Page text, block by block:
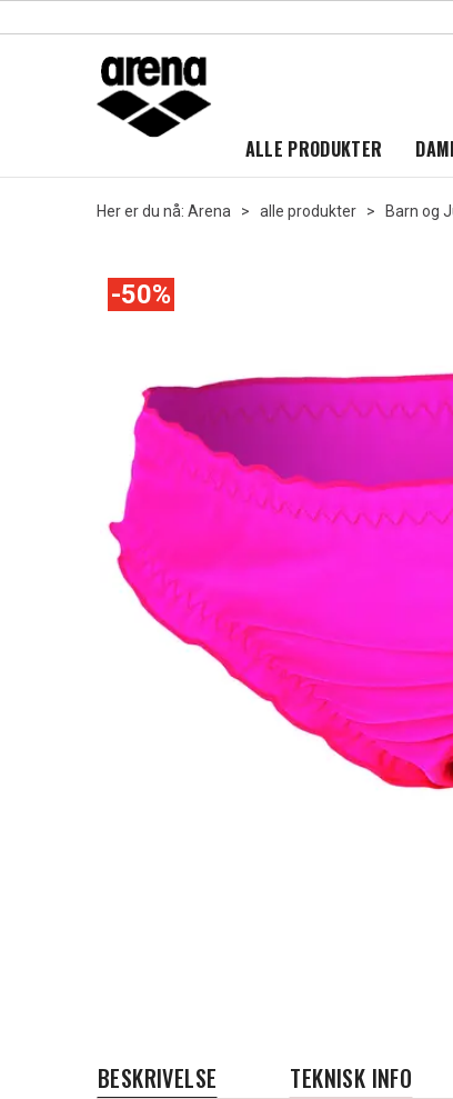
ALLE PRODUKTER
Her er du nå: Arena > alle produkter > Barn og
50%
BESKRIVELSE TEKNISK INFO